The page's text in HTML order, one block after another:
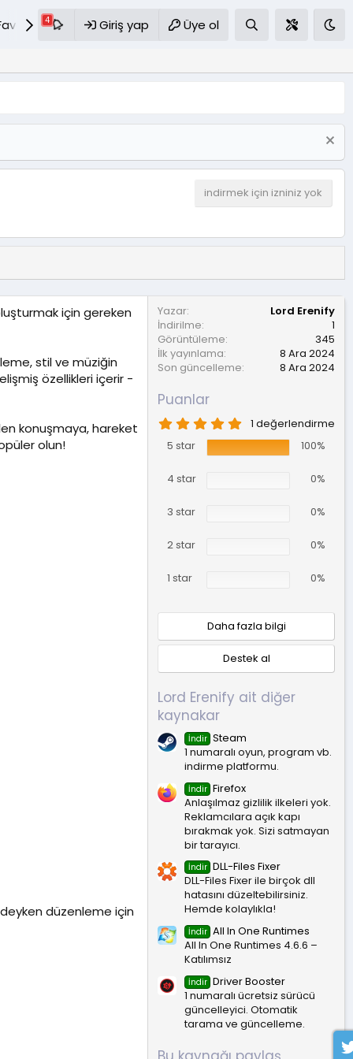
S.S.S
Giriş yap Üye ol
indirmek için izniniz yok
için gereken
stil ve müziğin
özellikleri içerir -
konuşmaya, hareket
olun!
düzenleme için
Yazar
Lord Erenify
İndirilme
1
Görüntüleme
345
İlk yayınlama
8 Ara 2024
Son güncelleme
8 Ara 2024
Puanlar
0
0
1 değerlendirme
5 star
100%
4 star 0%
3 star 0%
2 star 0%
1 star 0%
Daha fazla bilgi
Destek al
Lord Erenify ait diğer
kaynakar
İndir Steam
1 numaralı oyun, program vb.
indirme platformu.
İndir Firefox
Anlaşılmaz gizlilik ilkeleri yok.
Reklamcılara açık kapı
bırakmak yok. Sizi satmayan
bir tarayıcı.
İndir DLL-Files Fixer
DLL-Files Fixer ile birçok dll
hatasını düzeltebilirsiniz.
Hemde kolaylıkla!
İndir All In One Runtimes
All In One Runtimes 4.6.6 –
Katılımsız
İndir Driver Booster
1 numaralı ücretsiz sürücü
güncelleyici. Otomatik
tarama ve güncelleme.